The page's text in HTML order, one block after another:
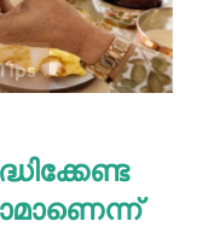
ഫുഡ്, ജങ്ക്
മാ...